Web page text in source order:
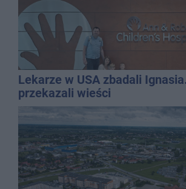
Lekarze w USA zbadali
przekazali wieści